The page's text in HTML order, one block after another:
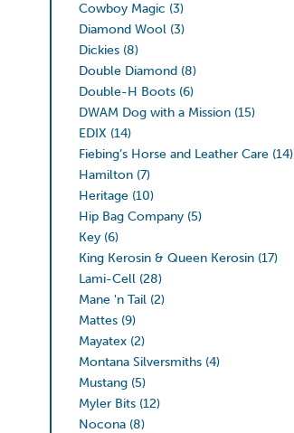
Cowboy Magic (3)
Diamond Wool (3)
Dickies (8)
Double Diamond (8)
Double-H Boots (6)
DWAM Dog with a Mission (15)
EDIX (14)
Fiebing’s Horse and Leather Care (14)
Hamilton (7)
Heritage (10)
Hip Bag Company (5)
Key (6)
King Kerosin & Queen Kerosin (17)
Lami-Cell (28)
Mane 'n Tail (2)
Mattes (9)
Mayatex (2)
Montana Silversmiths (4)
Mustang (5)
Myler Bits (12)
Nocona (8)